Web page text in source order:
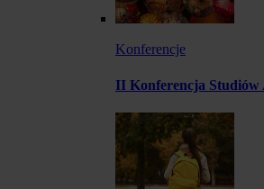
Konferencje
II Konferencja Studiów